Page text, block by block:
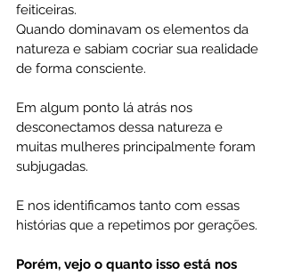
feiticeiras.
Quando dominavam os elementos da
natureza e sabiam cocriar sua realidade
de forma consciente.
Em algum ponto lá atrás nos
desconectamos dessa natureza e
muitas mulheres principalmente foram
subjugadas.
E nos identificamos tanto com essas
histórias que a repetimos por gerações.
Porém, vejo o quanto isso está nos